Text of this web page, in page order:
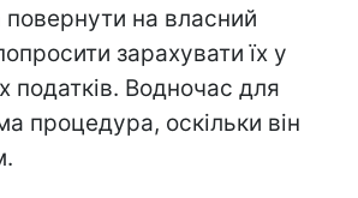
на власний
зарахувати їх у
податків. Водночас для
процедура, оскільки він